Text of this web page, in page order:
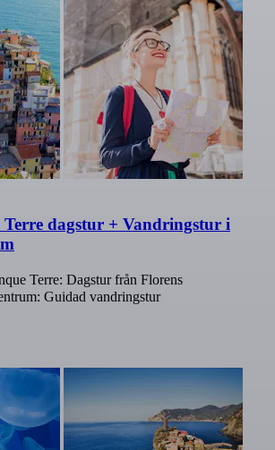
Terre dagstur + Vandringstur i
Terre: Dagstur från Florens
Guidad vandringstur